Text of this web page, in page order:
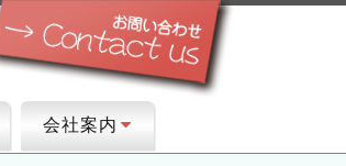
会社案内